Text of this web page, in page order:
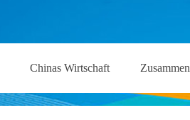
Chinas Wirtschaft